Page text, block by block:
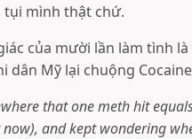
tụi mình thật chứ.
của mười lần làm tình
dân Mỹ lại chuộng
that one meth hit
and kept wondering